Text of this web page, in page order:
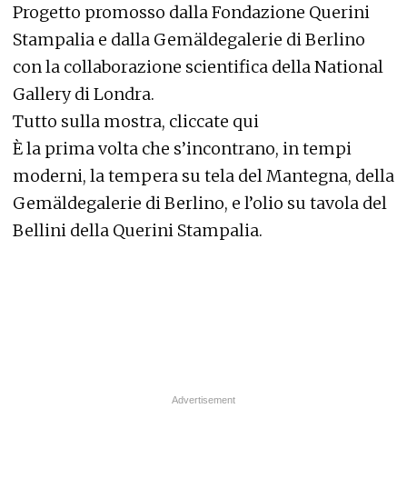
Progetto promosso dalla Fondazione Querini
Stampalia e dalla Gemäldegalerie di Berlino
con la collaborazione scientifica della National
Gallery di Londra.
Tutto sulla mostra, cliccate qui
È la prima volta che s’incontrano, in tempi
moderni, la tempera su tela del Mantegna, della
Gemäldegalerie di Berlino, e l’olio su tavola del
Bellini della Querini Stampalia.